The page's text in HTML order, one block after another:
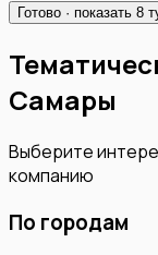
Готово · показать 8
Самары
Выберите
компанию
По городам